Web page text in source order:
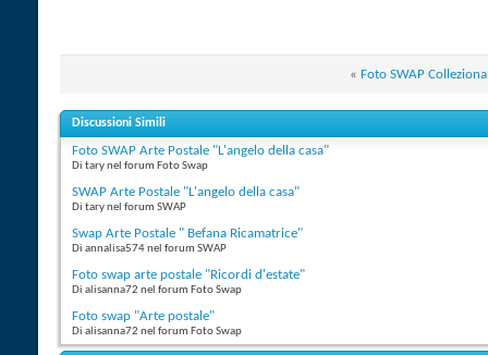
« Foto SWAP
Discussioni Simili
Foto SWAP Arte Postale "L'angelo della casa"
Di tary nel forum Foto Swap
SWAP Arte Postale "L'angelo della casa"
Di tary nel forum SWAP
Swap Arte Postale " Befana Ricamatrice"
Di annalisa574 nel forum SWAP
Foto swap arte postale "Ricordi d'estate"
Di alisanna72 nel forum Foto Swap
Foto swap "Arte postale"
Di alisanna72 nel forum Foto Swap